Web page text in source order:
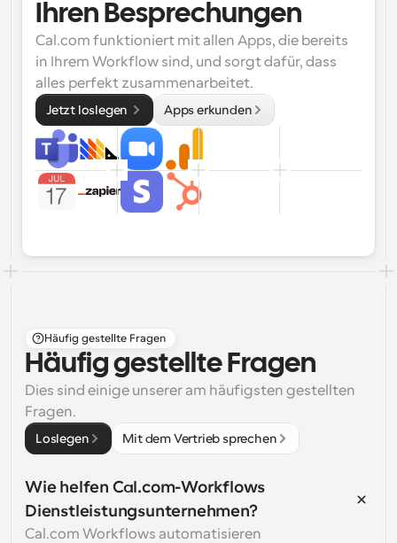
Ihren Besprechungen
Cal.com funktioniert mit allen Apps, die bereits
in Ihrem Workflow sind, und sorgt dafür, dass
alles perfekt zusammenarbeitet.
Jetzt loslegen Apps erkunden
Häufig gestellte Fragen
Häufig gestellte Fragen
Dies sind einige unserer am häufigsten gestellten
Fragen.
Loslegen Mit dem Vertrieb sprechen
Wie helfen Cal.com-Workflows
Dienstleistungsunternehmen?
Cal.com Workflows automatisieren